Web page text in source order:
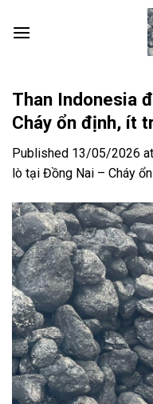
Than Indonesia
Cháy ổn định, ít
Published 13/05/2026 at
lò tại Đồng Nai – Cháy